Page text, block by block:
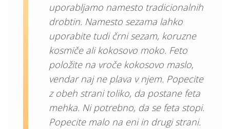
uporabljamo namesto tradicionalnih
drobtin. Namesto sezama lahko
uporabite tudi črni sezam, koruzne
kosmiče ali kokosovo moko. Feto
položite na vroče kokosovo maslo,
vendar naj ne plava v njem. Popecite
z obeh strani toliko, da postane feta
mehka. Ni potrebno, da se feta stopi.
Popecite malo na eni in drugi strani.